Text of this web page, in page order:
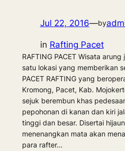
Jul 22, 2016—by
in Rafting Pacet
RAFTING PACET Wisata
satu lokasi yang memberikan
PACET RAFTING yang
Kromong, Pacet, Kab.
sejuk berembun khas
pepohonan di kanan dan kiri
tinggi dan besar. Disertai
menenangkan mata akan
para rafter…